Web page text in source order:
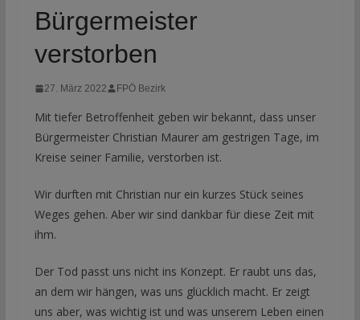
Bürgermeister
verstorben
27. März 2022 FPÖ Bezirk
Mit tiefer Betroffenheit geben wir bekannt, dass unser
Bürgermeister Christian Maurer am gestrigen Tage, im
Kreise seiner Familie, verstorben ist.
Wir durften mit Christian nur ein kurzes Stück seines
Weges gehen. Aber wir sind dankbar für diese Zeit mit
ihm.
Der Tod passt uns nicht ins Konzept. Er raubt uns das,
an dem wir hängen, was uns glücklich macht. Er zeigt
uns aber, was wichtig ist und was unserem Leben einen